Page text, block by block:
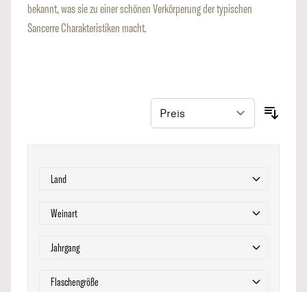
bekannt, was sie zu einer schönen Verkörperung der typischen
Sancerre Charakteristiken macht​.
LandFilter
WeinartFilter
JahrgangFilter
Flaschengröße